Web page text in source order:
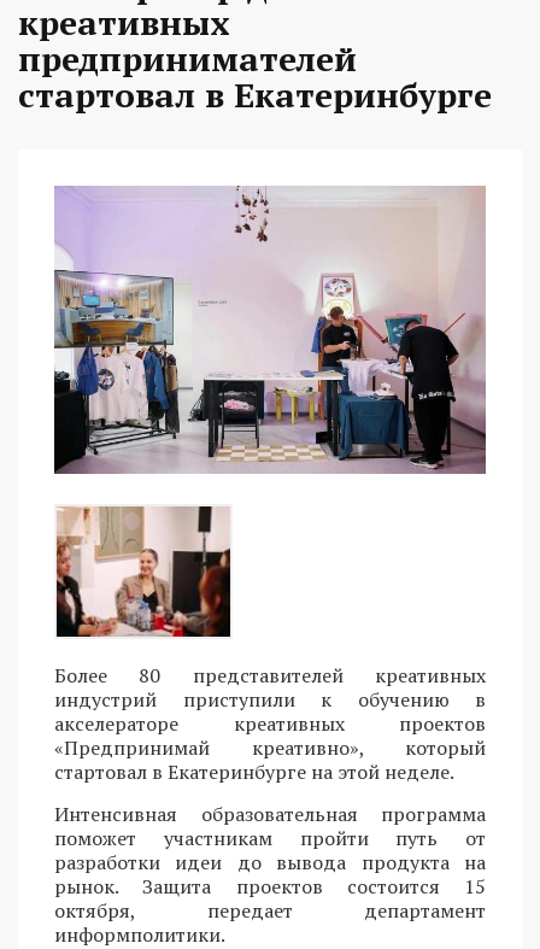
креативных
предпринимателей
стартовал в Екатеринбурге
Более 80 представителей креативных
индустрий приступили к обучению в
акселераторе креативных проектов
«Предпринимай креативно», который
стартовал в Екатеринбурге на этой неделе.
Интенсивная образовательная программа
поможет участникам пройти путь от
разработки идеи до вывода продукта на
рынок. Защита проектов состоится 15
октября, передает департамент
информполитики.